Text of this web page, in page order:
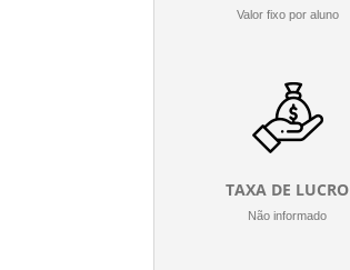
Valor fixo por aluno
TAXA DE LUCRO
Não informado